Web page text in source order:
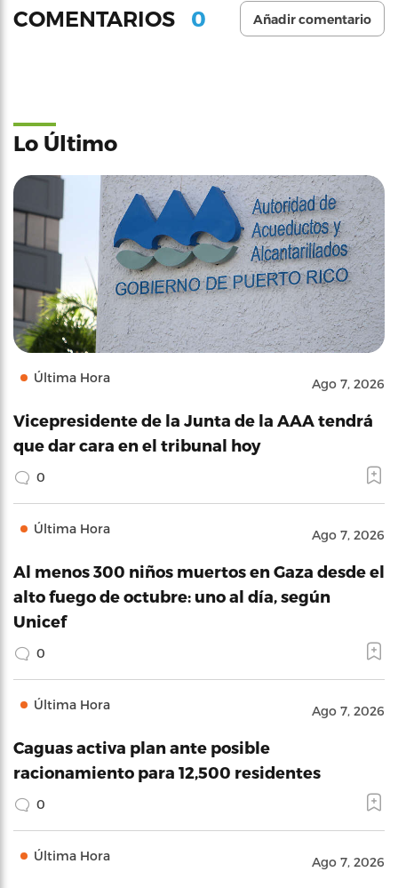
COMENTARIOS 0 Añadir comentario
Lo Último
Última Hora Ago 7, 2026
Vicepresidente de la Junta de la AAA tendrá
que dar cara en el tribunal hoy
0
Última Hora Ago 7, 2026
Al menos 300 niños muertos en Gaza desde el
alto fuego de octubre: uno al día, según
Unicef
0
Última Hora Ago 7, 2026
Caguas activa plan ante posible
racionamiento para 12,500 residentes
0
Última Hora Ago 7, 2026